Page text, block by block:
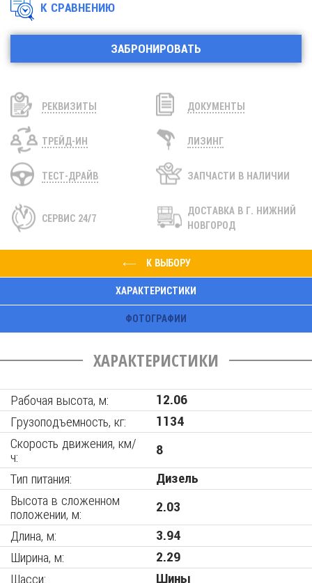
К СРАВНЕНИЮ
ЗАБРОНИРОВАТЬ
РЕКВИЗИТЫ ДОКУМЕНТЫ
ТРЕЙД-ИН ЛИЗИНГ
ТЕСТ-ДРАЙВ ЗАПЧАСТИ В НАЛИЧИИ
СЕРВИС 24/7
ДОСТАВКА В Г. НИЖНИЙ
НОВГОРОД
К ВЫБОРУ
ХАРАКТЕРИСТИКИ
ФОТОГРАФИИ
ХАРАКТЕРИСТИКИ
Рабочая высота, м: 12.06
Грузоподъемность, кг: 1134
Скорость движения, км/
ч:
8
Тип питания: Дизель
Высота в сложенном
положении, м:
2.03
Длина, м: 3.94
Ширина, м: 2.29
Шасси: Шины